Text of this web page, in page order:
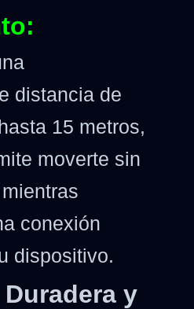
distancia de
15 metros,
moverte sin
conexión
dispositivo.
y